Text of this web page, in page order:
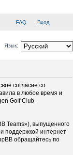
FAQ Вход
Язык:
согласие со
в любое время и
Golf Club -
Teams»), выпущенного
поддержкой интернет-
обращайтесь по